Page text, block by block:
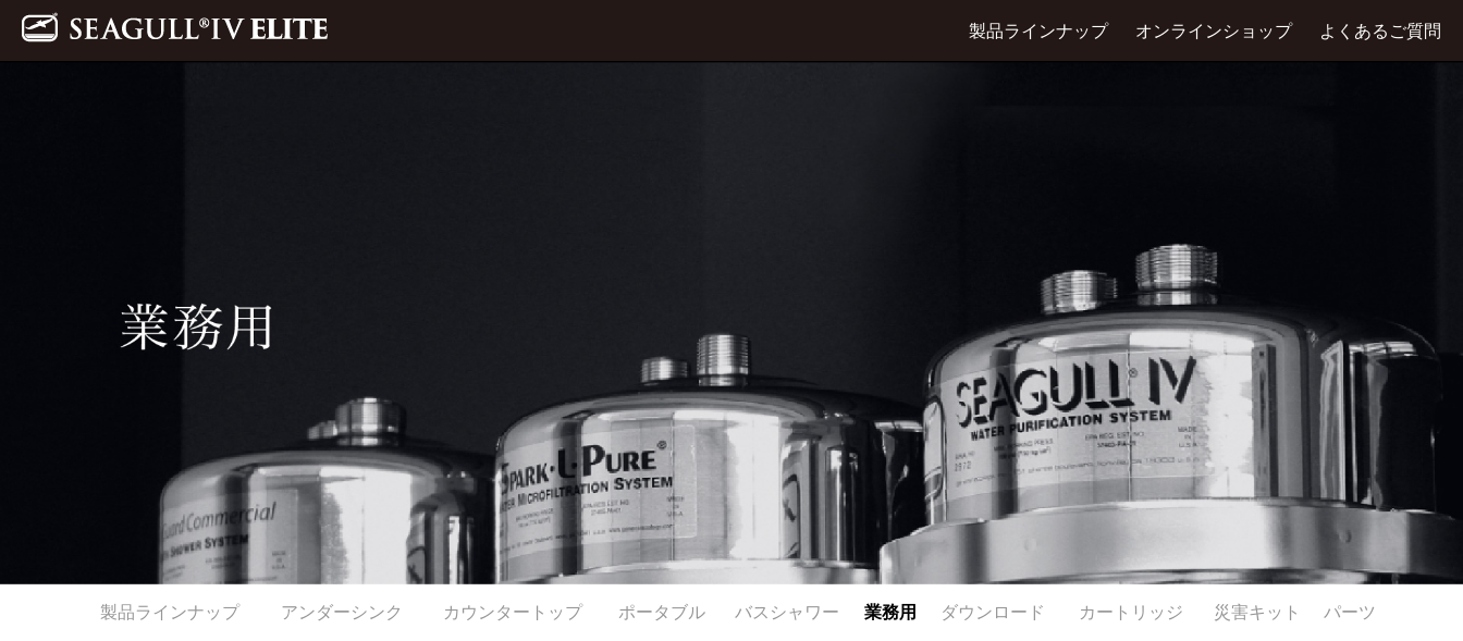
製品ラインナップ オンラインショップ よくあるご質問
製品ラインナップ アンダーシンク カウンタートップ ポータブル バスシャワー 業務用 ダウンロード カートリッジ 災害キット パーツ